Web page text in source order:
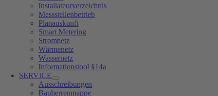
Installateurverzeichnis
Messstellenbetrieb
Planauskunft
Smart Metering
Stromnetz
Wärmenetz
Wassernetz
Informationstool §14a
SERVICE
Ausschreibungen
Bauherrenmappe